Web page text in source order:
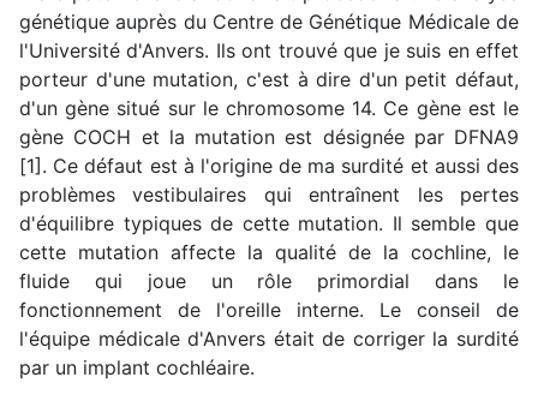
génétique auprès du Centre de Génétique Médicale de
l'Université d'Anvers. Ils ont trouvé que je suis en effet
porteur d'une mutation, c'est à dire d'un petit défaut,
d'un gène situé sur le chromosome 14. Ce gène est le
gène COCH et la mutation est désignée par DFNA9
[1]. Ce défaut est à l'origine de ma surdité et aussi des
problèmes vestibulaires qui entraînent les pertes
d'équilibre typiques de cette mutation. Il semble que
cette mutation affecte la qualité de la cochline, le
fluide qui joue un rôle primordial dans le
fonctionnement de l'oreille interne. Le conseil de
l'équipe médicale d'Anvers était de corriger la surdité
par un implant cochléaire.